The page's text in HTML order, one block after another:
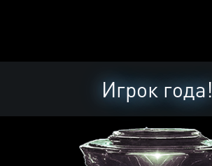
Игрок года!